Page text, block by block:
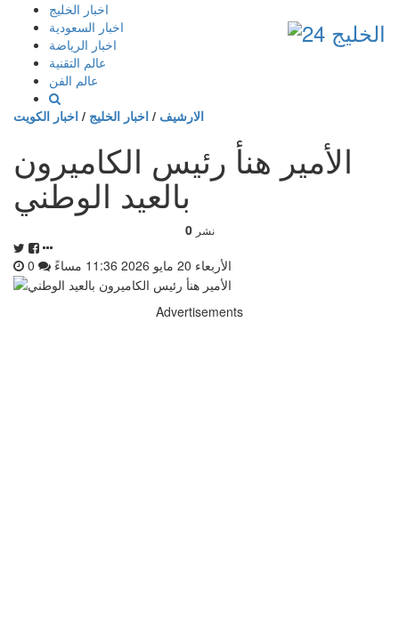
إذهب
المحتوى
اخبار الخليج
اخبار السعودية
اخبار الرياضة
عالم التقنية
عالم الفن
الارشيف / اخبار الخليج / اخبار الكويت
الأمير هنأ رئيس الكاميرون
بالعيد الوطني
0 نشر
الأربعاء 20 مايو 2026 11:36 مساءً
Advertisements